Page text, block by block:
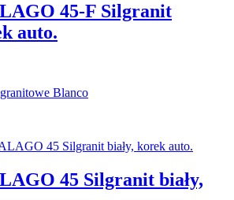
45-F Silgranit
auto.
Blanco
45 Silgranit biały,